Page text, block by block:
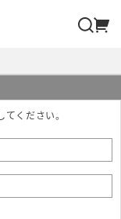
ください。